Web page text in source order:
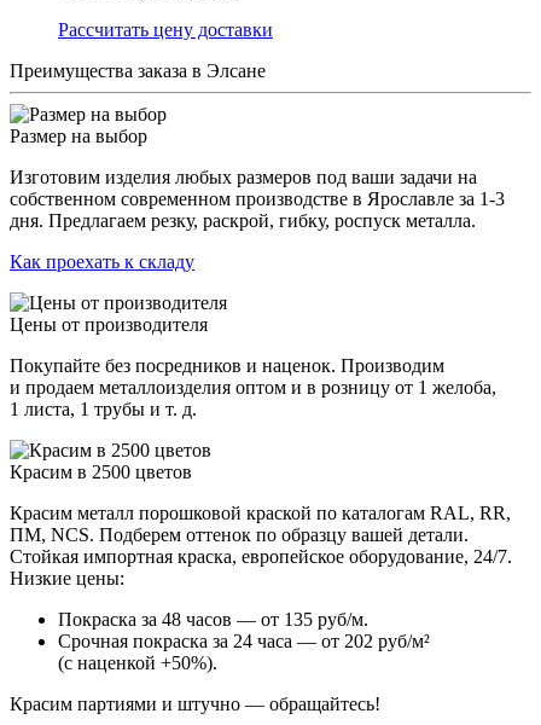
Раcсчитать цену доставки
Преимущества заказа в Элсане
Размер на выбор
Изготовим изделия любых размеров под ваши задачи на
собственном современном производстве в Ярославле за 1-3
дня. Предлагаем резку, раскрой, гибку, роспуск металла.
Как проехать к складу
Цены от производителя
Покупайте без посредников и наценок. Производим
и продаем металлоизделия оптом и в розницу от 1 желоба,
1 листа, 1 трубы и т. д.
Красим в 2500 цветов
Красим металл порошковой краской по каталогам RAL, RR,
ПМ, NCS. Подберем оттенок по образцу вашей детали.
Стойкая импортная краска, европейское оборудование, 24/7.
Низкие цены:
Покраска за 48 часов — от 135 руб/м.
Срочная покраска за 24 часа — от 202 руб/м²
(с наценкой +50%).
Красим партиями и штучно — обращайтесь!